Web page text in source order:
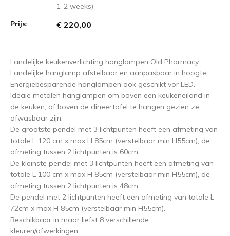
1-2 weeks)
Prijs:
€ 220,00
Landelijke keukenverlichting hanglampen Old Pharmacy.
Landelijke hanglamp afstelbaar en aanpasbaar in hoogte.
Energiebesparende hanglampen ook geschikt vor LED.
Ideale metalen hanglampen om boven een keukeneiland in
de keuken, of boven de dineertafel te hangen gezien ze
afwasbaar zijn.
De grootste pendel met 3 lichtpunten heeft een afmeting van
totale L 120 cm x max H 85cm (verstelbaar min H55cm), de
afmeting tussen 2 lichtpunten is 60cm.
De kleinste pendel met 3 lichtpunten heeft een afmeting van
totale L 100 cm x max H 85cm (verstelbaar min H55cm), de
afmeting tussen 2 lichtpunten is 48cm.
De pendel met 2 lichtpunten heeft een afmeting van totale L
72cm x max H 85cm (verstelbaar min H55cm).
Beschikbaar in maar liefst 8 verschillende
kleuren/afwerkingen.